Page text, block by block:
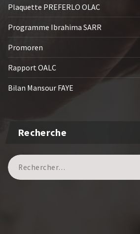
Plaquette PREFERLO OLAC
Programme Ibrahima SARR
Promoren
Rapport OALC
Bilan Mansour FAYE
Recherche
Recherche
pour :